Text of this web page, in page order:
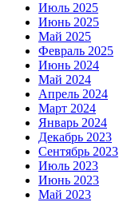
Июль 2025
Июнь 2025
Май 2025
Февраль 2025
Июнь 2024
Май 2024
Апрель 2024
Март 2024
Январь 2024
Декабрь 2023
Сентябрь 2023
Июль 2023
Июнь 2023
Май 2023